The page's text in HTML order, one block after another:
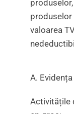
produselor
valoarea
A.
Activitățile